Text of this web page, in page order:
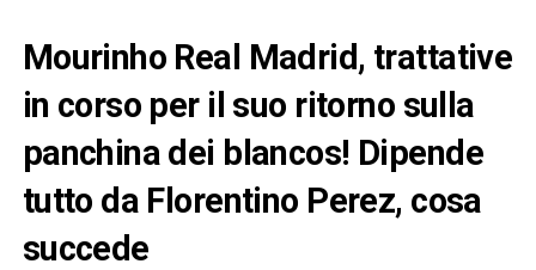
Mourinho Real Madrid, trattative
in corso per il suo ritorno sulla
panchina dei blancos! Dipende
tutto da Florentino Perez, cosa
succede